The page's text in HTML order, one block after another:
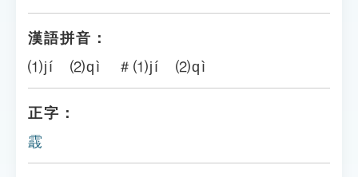
漢語拼音：
⑴jí ⑵qì ＃⑴jí ⑵qì
正字：
霵